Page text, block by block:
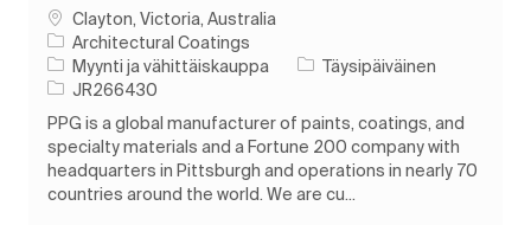
PaikkaClayton, Victoria, Australia
Architectural Coatings
Luokka
Myynti ja vähittäiskauppa Työn tyyppi
Täysipäiväinen
Työn tunnus
JR266430
PPG is a global manufacturer of paints, coatings, and
specialty materials and a Fortune 200 company with
headquarters in Pittsburgh and operations in nearly 70
countries around the world. We are cu...